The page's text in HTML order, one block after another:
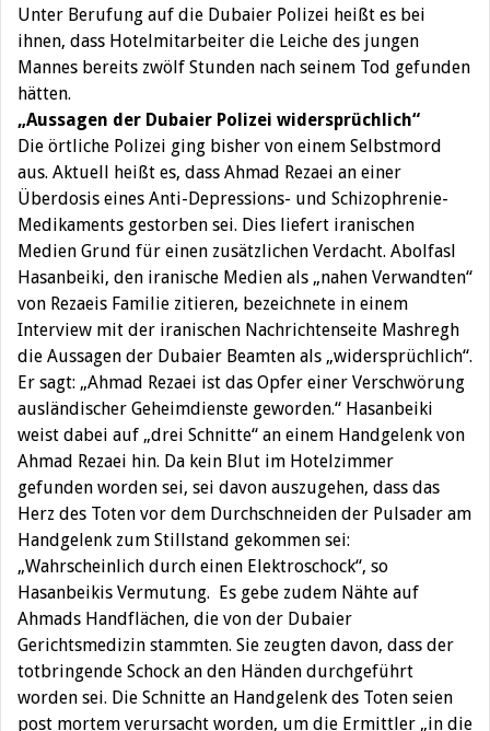
Unter Berufung auf die Dubaier Polizei heißt es bei
ihnen, dass Hotelmitarbeiter die Leiche des jungen
Mannes bereits zwölf Stunden nach seinem Tod gefunden
hätten.
„Aussagen der Dubaier Polizei widersprüchlich“
Die örtliche Polizei ging bisher von einem Selbstmord
aus. Aktuell heißt es, dass Ahmad Rezaei an einer
Überdosis eines Anti-Depressions- und Schizophrenie-
Medikaments gestorben sei. Dies liefert iranischen
Medien Grund für einen zusätzlichen Verdacht. Abolfasl
Hasanbeiki, den iranische Medien als „nahen Verwandten“
von Rezaeis Familie zitieren, bezeichnete in einem
Interview mit der iranischen Nachrichtenseite Mashregh
die Aussagen der Dubaier Beamten als „widersprüchlich“.
Er sagt: „Ahmad Rezaei ist das Opfer einer Verschwörung
ausländischer Geheimdienste geworden.“ Hasanbeiki
weist dabei auf „drei Schnitte“ an einem Handgelenk von
Ahmad Rezaei hin. Da kein Blut im Hotelzimmer
gefunden worden sei, sei davon auszugehen, dass das
Herz des Toten vor dem Durchschneiden der Pulsader am
Handgelenk zum Stillstand gekommen sei:
„Wahrscheinlich durch einen Elektroschock“, so
Hasanbeikis Vermutung. Es gebe zudem Nähte auf
Ahmads Handflächen, die von der Dubaier
Gerichtsmedizin stammten. Sie zeugten davon, dass der
totbringende Schock an den Händen durchgeführt
worden sei. Die Schnitte an Handgelenk des Toten seien
post mortem verursacht worden, um die Ermittler „in die